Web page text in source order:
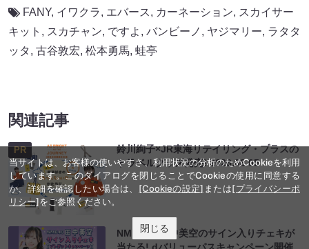
FANY, イワクラ, エバース, カーネーション, スカイサー
キット , スカチャン, ですよ , バンビーノ , ヤジマリー, ラタタ
ッタ , 古谷敦宏, 松本勇馬, 蛙亭
関連記事
PR
鈴川絢子×JR東海リテイリング・プラスの
トラベルグッズ発売!2026.08.05
NMB48・田中美空のサイン入りチェキが
当サイトは、お客様の使いやすさ、利用状況の分析のためCookieを利用
しています。このダイアログを閉じることでCookieの使用に同意する
か、詳細を確認したい場合は、 [Cookieの設定] または[プライバシーポ
リシー]をご参照ください。
閉じる